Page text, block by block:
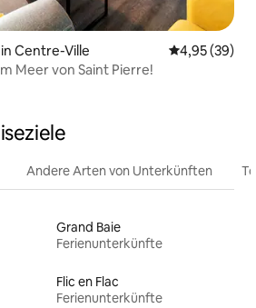
Centre-Ville
4,95 (39)
Meer von Saint Pierre!
Andere Arten von Unterkünften
Grand Baie
Ferienunterkünfte
Flic en Flac
Ferienunterkünfte